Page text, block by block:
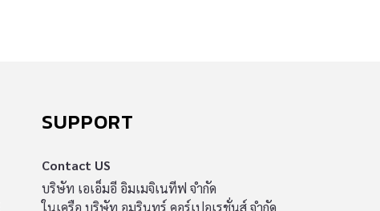
SUPPORT
Contact US
บริษัท เอเอ็มอี อิมเมจิเนทีฟ จำกัด
ในเครือ บริษัท อมรินทร์ คอร์เปอเรชั่นส์ จำกัด